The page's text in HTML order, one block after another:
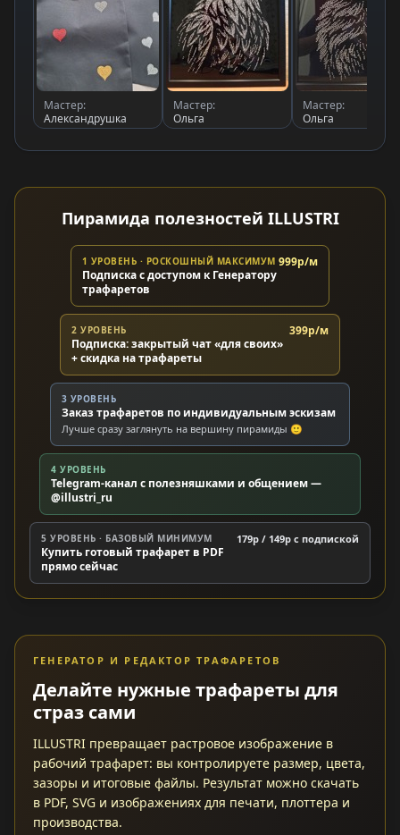
Мастер:
Александрушка
Мастер:
Ольга
Мастер:
Ольга
Пирамида полезностей ILLUSTRI
1 УРОВЕНЬ · РОСКОШНЫЙ МАКСИМУМ
Подписка с доступом к Генератору
трафаретов
999р/м
2 УРОВЕНЬ
Подписка: закрытый чат «для своих»
+ скидка на трафареты
399р/м
3 УРОВЕНЬ
Заказ трафаретов по индивидуальным эскизам
Лучше сразу заглянуть на вершину пирамиды 🙂
4 УРОВЕНЬ
Telegram-канал с полезняшками и общением —
@illustri_ru
5 УРОВЕНЬ · БАЗОВЫЙ МИНИМУМ
Купить готовый трафарет в PDF
прямо сейчас
179р / 149р c подпиской
ГЕНЕРАТОР И РЕДАКТОР ТРАФАРЕТОВ
Делайте нужные трафареты для
страз сами
ILLUSTRI превращает растровое изображение в
рабочий трафарет: вы контролируете размер, цвета,
зазоры и итоговые файлы. Результат можно скачать
в PDF, SVG и изображениях для печати, плоттера и
производства.